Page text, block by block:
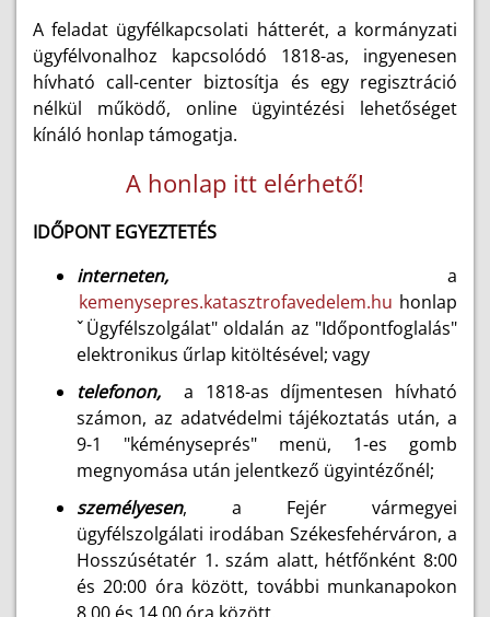
A feladat ügyfélkapcsolati hátterét, a kormányzati
ügyfélvonalhoz kapcsolódó 1818-as, ingyenesen
hívható call-center biztosítja és egy regisztráció
nélkül működő, online ügyintézési lehetőséget
kínáló honlap támogatja.
A honlap itt elérhető!
IDŐPONT EGYEZTETÉS
interneten, a
kemenysepres.katasztrofavedelem.hu honlap
ˇÜgyfélszolgálat" oldalán az "Időpontfoglalás"
elektronikus űrlap kitöltésével; vagy
telefonon,a 1818-as díjmentesen hívható
számon, az adatvédelmi tájékoztatás után, a
9-1 "kéményseprés" menü, 1-es gomb
megnyomása után jelentkező ügyintézőnél;
személyesen, a Fejér vármegyei
ügyfélszolgálati irodában Székesfehérváron, a
Hosszúsétatér 1. szám alatt, hétfőnként 8:00
és 20:00 óra között, további munkanapokon